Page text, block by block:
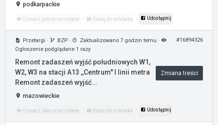
podkarpackie
Oznacz jako przeczytane · Dodaj do schowka · Udostępnij
Przetargi · BZP · Zaktualizowano 7 godzin temu ·
Ogłoszenie podglądane 1 razy
#16894326
Remont zadaszeń wyjść południowych W1,
W2, W3 na stacji A13 ,,Centrum'' I linii metra
Remont zadaszeń wyjść...
Zmiana treści
mazowieckie
Oznacz jako przeczytane · Dodaj do schowka · Udostępnij